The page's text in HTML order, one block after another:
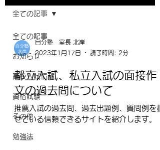
全ての記事
お知らせ
高校入試情報
資格試験
その他
勉強法
全ての記事
自分塾 室長 北岸
2023年1月17日
読了時間: 2分
都立入試、私立入試の面接作
文の過去問について
推薦入試の過去問、過去出題例、質問例を載
せている信頼できるサイトを紹介します。